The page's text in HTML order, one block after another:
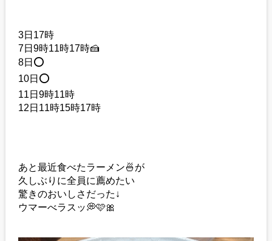
3日17時
7日9時11時17時🍰
8日⭕️
10日⭕️
11日9時11時
12日11時15時17時
あと最近食べたラーメン🍜が
久しぶりに全員に薦めたい
驚きのおいしさだった↓
ウマーべラスッ💭🩷🎀